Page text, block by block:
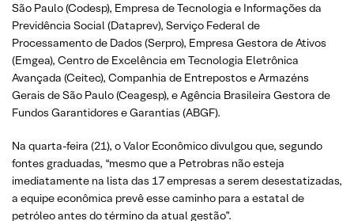
São Paulo (Codesp), Empresa de Tecnologia e Informações da
Previdência Social (Dataprev), Serviço Federal de
Processamento de Dados (Serpro), Empresa Gestora de Ativos
(Emgea), Centro de Excelência em Tecnologia Eletrônica
Avançada (Ceitec), Companhia de Entrepostos e Armazéns
Gerais de São Paulo (Ceagesp), e Agência Brasileira Gestora de
Fundos Garantidores e Garantias (ABGF).
Na quarta-feira (21), o Valor Econômico divulgou que, segundo
fontes graduadas, “mesmo que a Petrobras não esteja
imediatamente na lista das 17 empresas a serem desestatizadas,
a equipe econômica prevê esse caminho para a estatal de
petróleo antes do término da atual gestão”.